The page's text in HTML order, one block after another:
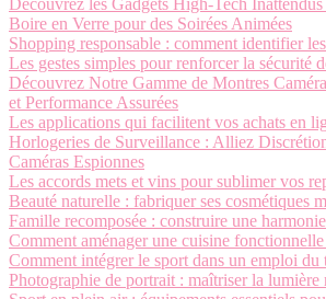
Découvrez les Gadgets High-Tech
Boire en Verre pour des Soirées Animées
Shopping responsable : comment identifier
Les gestes simples pour renforcer la sécurité
Découvrez Notre Gamme de Montres
et Performance Assurées
Les applications qui facilitent vos achats en
Horlogeries de Surveillance : Alliez
Caméras Espionnes
Les accords mets et vins pour sublimer vos
Beauté naturelle : fabriquer ses cosmétiques
Famille recomposée : construire une
Comment aménager une cuisine
Comment intégrer le sport dans un emploi du
Photographie de portrait : maîtriser la lumière